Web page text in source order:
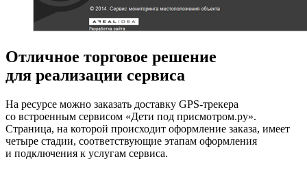
Отличное торговое решение
для реализации сервиса
На ресурсе можно заказать доставку GPS-трекера
со встроенным сервисом «Дети под присмотром.ру».
Страница, на которой происходит оформление заказа, имеет
четыре стадии, соответствующие этапам оформления
и подключения к услугам сервиса.